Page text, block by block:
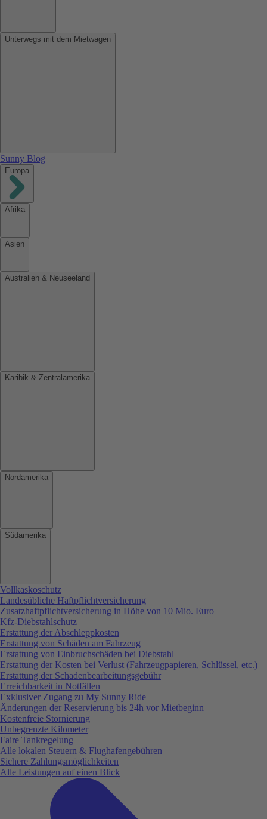
Unterwegs mit dem Mietwagen
Sunny Blog
Europa
Afrika
Asien
Australien & Neuseeland
Karibik & Zentralamerika
Nordamerika
Südamerika
Vollkaskoschutz
Landesübliche Haftpflichtversicherung
Zusatzhaftpflichtversicherung in Höhe von 10 Mio. Euro
Kfz-Diebstahlschutz
Erstattung der Abschleppkosten
Erstattung von Schäden am Fahrzeug
Erstattung von Einbruchschäden bei Diebstahl
Erstattung der Kosten bei Verlust (Fahrzeugpapieren, Schlüssel, etc.)
Erstattung der Schadenbearbeitungsgebühr
Erreichbarkeit in Notfällen
Exklusiver Zugang zu My Sunny Ride
Änderungen der Reservierung bis 24h vor Mietbeginn
Kostenfreie Stornierung
Unbegrenzte Kilometer
Faire Tankregelung
Alle lokalen Steuern & Flughafengebühren
Sichere Zahlungsmöglichkeiten
Alle Leistungen auf einen Blick